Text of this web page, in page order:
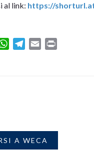
al link: https://
WhatsAppTelegram
Email
A WECA